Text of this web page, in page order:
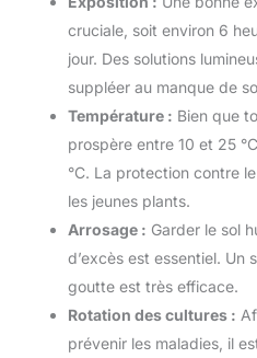
cruciale, soit environ 6
jour. Des solutions
suppléer au manque de
Température : Bien que
prospère entre 10 et 25
°C. La protection contre
les jeunes plants.
Arrosage : Garder le sol
d’excès est essentiel. Un
goutte est très efficace.
Rotation des cultures :
prévenir les maladies, il